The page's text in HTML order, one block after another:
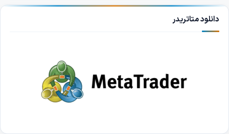
دانلود متاتریدر